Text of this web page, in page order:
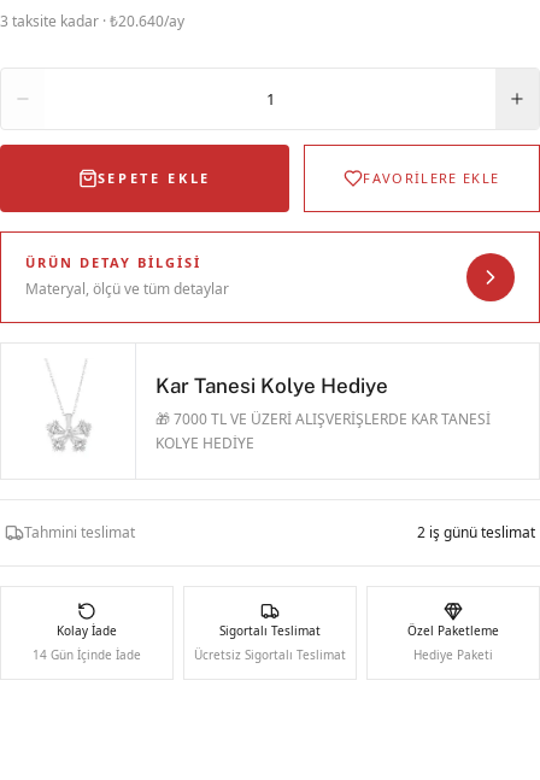
3 taksite kadar · ₺20.640/ay
1
SEPETE EKLE FAVORİLERE EKLE
ÜRÜN DETAY BILGISI
Materyal, ölçü ve tüm detaylar
Kar Tanesi Kolye Hediye
🎁 7000 TL VE ÜZERİ ALIŞVERİŞLERDE KAR TANESİ
KOLYE HEDİYE
Tahmini teslimat 2 iş günü teslimat
Kolay İade
14 Gün İçinde İade
Sigortalı Teslimat
Ücretsiz Sigortalı Teslimat
Özel Paketleme
Hediye Paketi